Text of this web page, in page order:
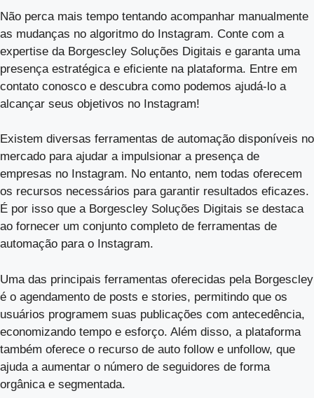
Não perca mais tempo tentando acompanhar manualmente
as mudanças no algoritmo do Instagram. Conte com a
expertise da Borgescley Soluções Digitais e garanta uma
presença estratégica e eficiente na plataforma. Entre em
contato conosco e descubra como podemos ajudá-lo a
alcançar seus objetivos no Instagram!
Existem diversas ferramentas de automação disponíveis no
mercado para ajudar a impulsionar a presença de
empresas no Instagram. No entanto, nem todas oferecem
os recursos necessários para garantir resultados eficazes.
É por isso que a Borgescley Soluções Digitais se destaca
ao fornecer um conjunto completo de ferramentas de
automação para o Instagram.
Uma das principais ferramentas oferecidas pela Borgescley
é o agendamento de posts e stories, permitindo que os
usuários programem suas publicações com antecedência,
economizando tempo e esforço. Além disso, a plataforma
também oferece o recurso de auto follow e unfollow, que
ajuda a aumentar o número de seguidores de forma
orgânica e segmentada.